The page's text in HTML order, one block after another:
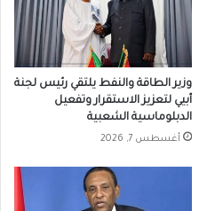
وزير الطاقة والنفط يلتقي رئيس لجنة
أبيي لتعزيز الاستقرار وتفعيل
الدبلوماسية الشعبية
أغسطس 7, 2026